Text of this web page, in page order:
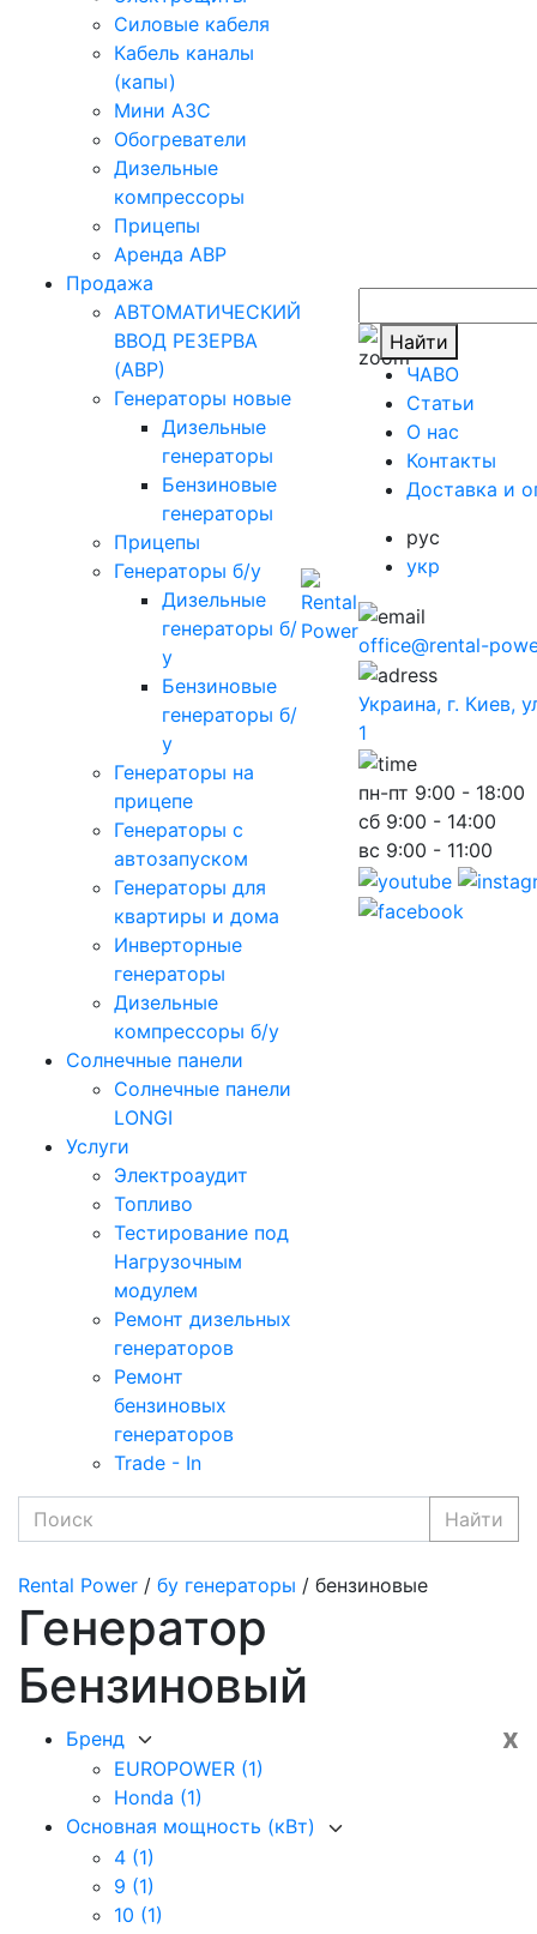
Силовые кабеля
Кабель каналы
(капы)
Мини АЗС
Обогреватели
Дизельные
компрессоры
Прицепы
Аренда АВР
Продажа
АВТОМАТИЧЕСКИЙ
ВВОД РЕЗЕРВА
(АВР)
Генераторы новые
Дизельные
генераторы
Бензиновые
генераторы
Прицепы
Генераторы б/у
Дизельные
генераторы б/
у
Бензиновые
генераторы б/
у
Генераторы на
прицепе
Генераторы с
автозапуском
Генераторы для
квартиры и дома
Инверторные
генераторы
Дизельные
компрессоры б/у
Солнечные панели
Солнечные панели
LONGI
Услуги
Электроаудит
Топливо
Тестирование под
Нагрузочным
модулем
Ремонт дизельных
генераторов
Ремонт
бензиновых
генераторов
Trade - In
Найти
ЧАВО
Cтатьи
O нас
Контакты
Доставка и
рус
укр
office@rental-
Украина, г. Киев,
1
пн-пт 9:00 - 18:00
сб 9:00 - 14:00
вс 9:00 - 11:00
Найти
Rental Power / бу генераторы / бензиновые
Генератор
Бензиновый
x
Бренд
EUROPOWER (1)
Honda (1)
Основная мощность (кВт)
4 (1)
9 (1)
10 (1)